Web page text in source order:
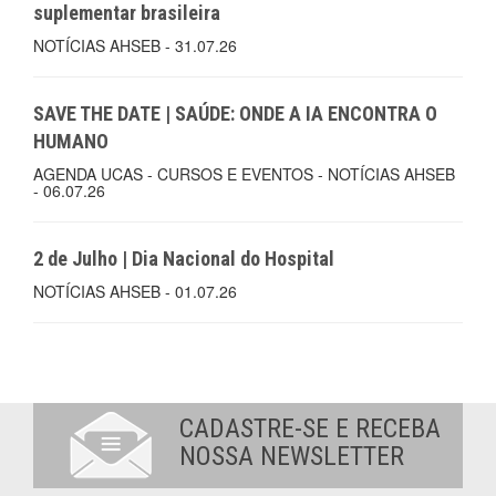
suplementar brasileira
NOTÍCIAS AHSEB - 31.07.26
SAVE THE DATE | SAÚDE: ONDE A IA ENCONTRA O
HUMANO
AGENDA UCAS - CURSOS E EVENTOS - NOTÍCIAS AHSEB
- 06.07.26
2 de Julho | Dia Nacional do Hospital
NOTÍCIAS AHSEB - 01.07.26
CADASTRE-SE E RECEBA
NOSSA NEWSLETTER